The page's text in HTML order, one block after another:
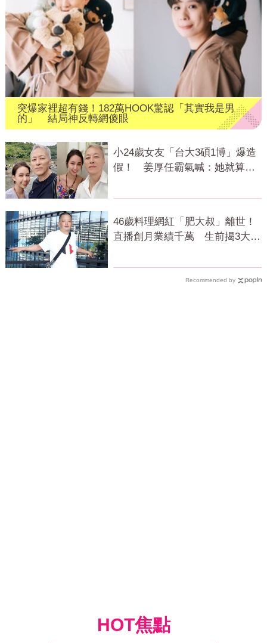
突爆家裡超有錢！182萬HOOK驚認「其實我是男
的」 結局神反轉網傻眼
小24歲女友「台大3碩1博」爆造
假！ 姜厚任霸氣喊：她就算文
46歲料理網紅「肥大叔」離世！
直播創月業績千萬 生前揭3大成
Recommended by
HOT焦點